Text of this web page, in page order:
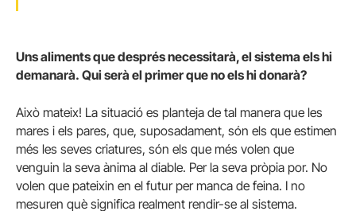
Uns aliments que després necessitarà, el sistema els hi
demanarà. Qui serà el primer que no els hi donarà?
Això mateix! La situació es planteja de tal manera que les
mares i els pares, que, suposadament, són els que estimen
més les seves criatures, són els que més volen que
venguin la seva ànima al diable. Per la seva pròpia por. No
volen que pateixin en el futur per manca de feina. I no
mesuren què significa realment rendir-se al sistema.